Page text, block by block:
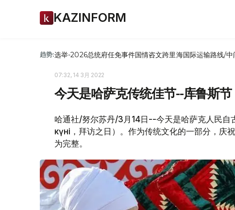
KAZINFORM
趋势:选举-2026总统府任免事件国情咨文跨里海国际运输路线/中
07:32, 14 3月 2022
今天是哈萨克传统佳节--库鲁斯节
哈通社/努尔苏丹/3月14日--今天是哈萨克人民自
күні，拜访之日）。作为传统文化的一部分，庆
为完整。